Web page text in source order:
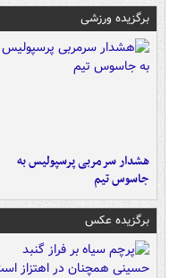
برگزیده ورزشی
هشدار سرمربی پرسپولیس به
جاسوس تیم
برگزیده عکس